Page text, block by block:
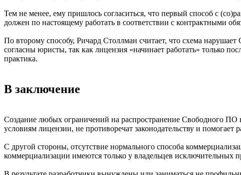
Тем не менее, ему пришлось согласиться, что первый способ с
должен по настоящему работать в соответствии с контрактными
По второму способу, Ричард Столлман считает, что схема
согласны юристы, так как лицензия «начинает работать» только
практика.
В заключение
Создание любых ограничений на распространение Свободного ПО
условиям лицензии, не противоречат законодательству и
С другой стороны, отсутствие нормального способа
коммерциализации имеются только у владельцев исключительных